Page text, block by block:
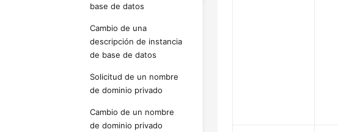
base de datos
Cambio de una
descripción de instancia
de base de datos
Solicitud de un nombre
de dominio privado
Cambio de un nombre
de dominio privado